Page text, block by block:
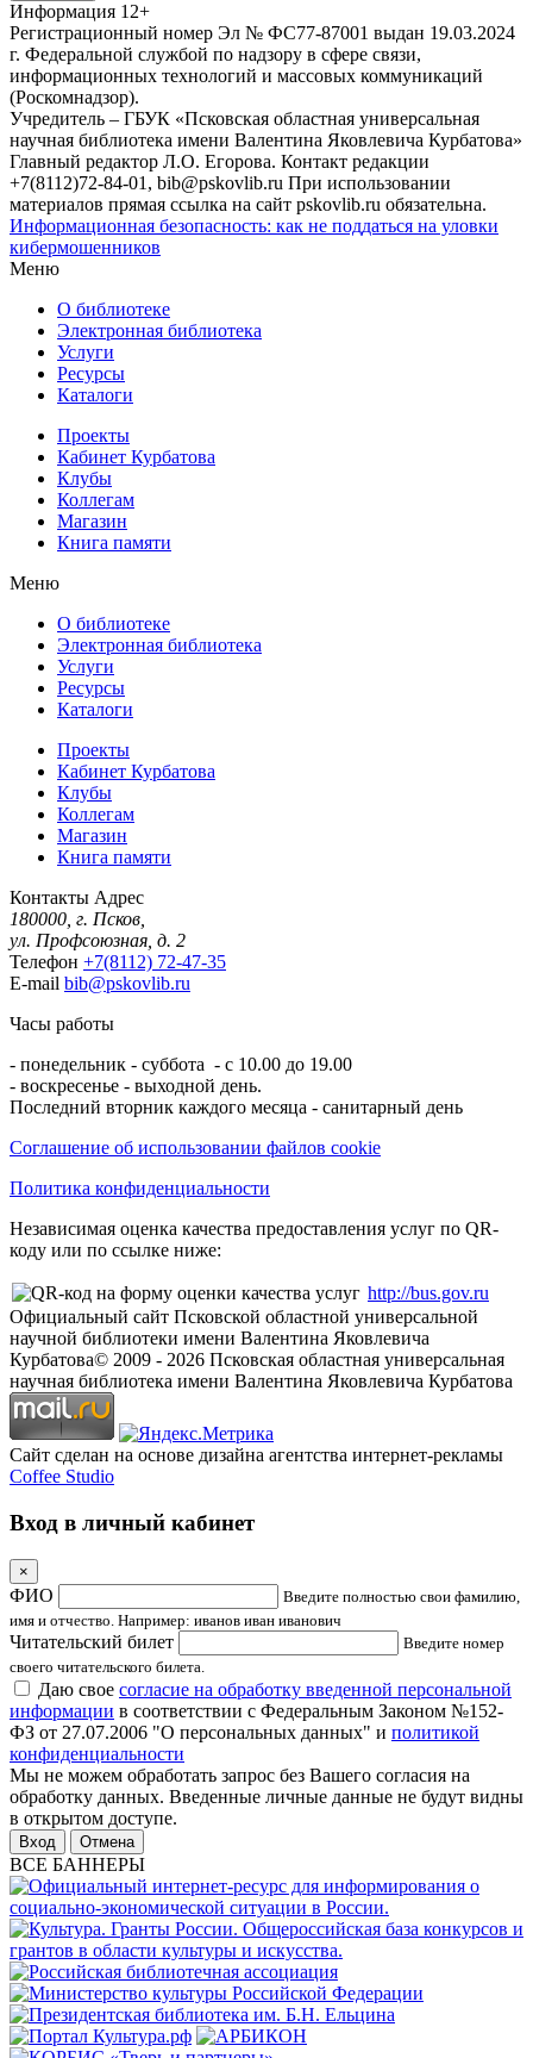
Информация 12+
Регистрационный номер Эл № ФС77-87001 выдан 19.03.2024
г. Федеральной службой по надзору в сфере связи,
информационных технологий и массовых коммуникаций
(Роскомнадзор).
Учредитель – ГБУК «Псковская областная универсальная
научная библиотека имени Валентина Яковлевича Курбатова»
Главный редактор Л.О. Егорова. Контакт редакции
+7(8112)72-84-01, bib@pskovlib.ru При использовании
материалов прямая ссылка на сайт pskovlib.ru обязательна.
Информационная безопасность: как не поддаться на уловки
кибермошенников
Меню
О библиотеке
Электронная библиотека
Услуги
Ресурсы
Каталоги
Проекты
Кабинет Курбатова
Клубы
Коллегам
Магазин
Книга памяти
Меню
О библиотеке
Электронная библиотека
Услуги
Ресурсы
Каталоги
Проекты
Кабинет Курбатова
Клубы
Коллегам
Магазин
Книга памяти
Контакты Адрес
180000, г. Псков,
ул. Профсоюзная, д. 2
Телефон +7(8112) 72-47-35
E-mail bib@pskovlib.ru
Часы работы
- понедельник - суббота - с 10.00 до 19.00
- воскресенье - выходной день.
Последний вторник каждого месяца - санитарный день
Соглашение об использовании файлов cookie
Политика конфиденциальности
Независимая оценка качества предоставления услуг по QR-
коду или по ссылке ниже:
http://bus.gov.ru
Официальный сайт Псковской областной универсальной
научной библиотеки имени Валентина Яковлевича
Курбатова© 2009 - 2026 Псковская областная универсальная
научная библиотека имени Валентина Яковлевича Курбатова
Сайт сделан на основе дизайна агентства интернет-рекламы
Coffee Studio
Вход в личный кабинет
×
ФИО
Введите полностью свои фамилию,
имя и отчество. Например: иванов иван иванович
Читательский билет
Введите номер
своего читательского билета.
Даю свое согласие на обработку введенной персональной
информации в соответствии с Федеральным Законом №152-
ФЗ от 27.07.2006 "О персональных данных" и политикой
конфиденциальности
Мы не можем обработать запрос без Вашего согласия на
обработку данных. Введенные личные данные не будут видны
в открытом доступе.
Отмена
ВСЕ БАННЕРЫ